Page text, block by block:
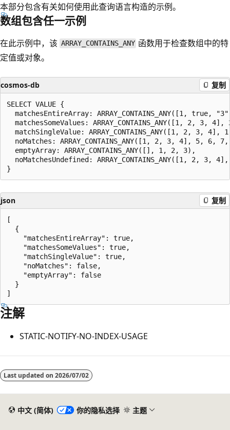
本部分包含有关如何使用此查询语言构造的示例。
数组包含任一示例
在此示例中，该 ARRAY_CONTAINS_ANY 函数用于检查数组中的特
定值或对象。
cosmos-db 复制
SELECT VALUE {
matchesEntireArray: ARRAY_CONTAINS_ANY([1, true,
matchesSomeValues: ARRAY_CONTAINS_ANY([1, 2, 3, 4],
matchSingleValue: ARRAY_CONTAINS_ANY([1, 2, 3, 4],
noMatches: ARRAY_CONTAINS_ANY([1, 2, 3, 4], 5, 6, 7,
  emptyArray: ARRAY_CONTAINS_ANY([], 1, 2, 3),
noMatchesUndefined: ARRAY_CONTAINS_ANY([1, 2, 3,
json 复制
[
  {
    "matchesEntireArray": true,
    "matchesSomeValues": true,
    "matchSingleValue": true,
    "noMatches": false,
    "emptyArray": false
  }
注解
STATIC-NOTIFY-NO-INDEX-USAGE
阅
读Last updated on 2026/07/02
中文 (简体) 你的隐私选择 主题